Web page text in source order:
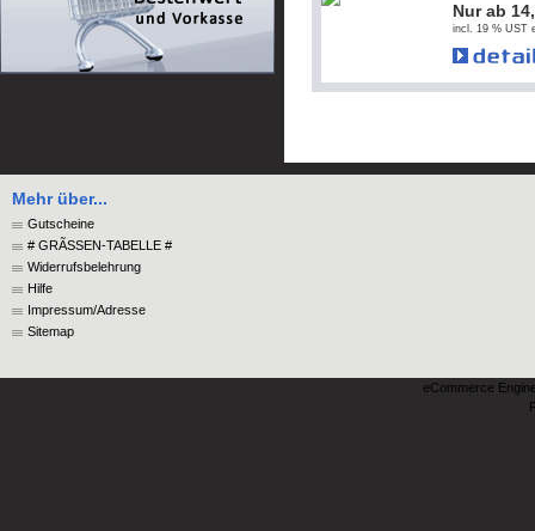
Nur ab
incl. 19 % UST
Mehr über...
Gutscheine
# GRÃSSEN-TABELLE #
Widerrufsbelehrung
Hilfe
Impressum/Adresse
Sitemap
eCommerce